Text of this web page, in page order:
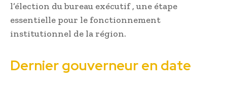
l’élection du bureau exécutif , une étape
essentielle pour le fonctionnement
institutionnel de la région.
Dernier gouverneur en date